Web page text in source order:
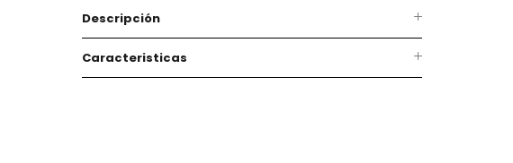
Descripción
Caracteristicas